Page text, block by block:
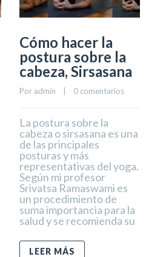
Cómo hacer la
postura sobre la
cabeza, Sirsasana
Por admin 0 comentarios
La postura sobre la
cabeza o sirsasana es una
de las principales
posturas y más
representativas del yoga.
Según mi profesor
Srivatsa Ramaswami es
un procedimiento de
suma importancia para la
salud y se recomienda su
LEER MÁS